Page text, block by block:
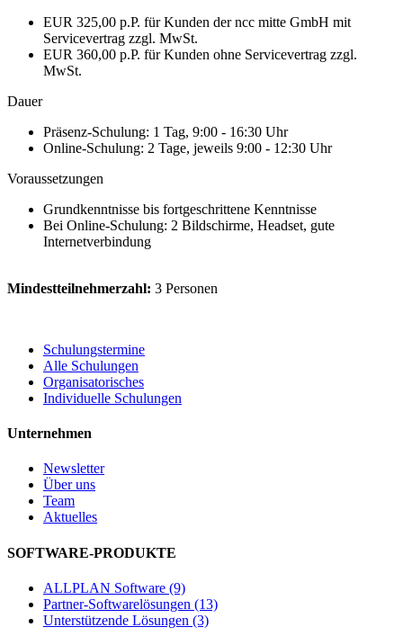
EUR 325,00 p.P. für Kunden der ncc mitte GmbH mit
Servicevertrag zzgl. MwSt.
EUR 360,00 p.P. für Kunden ohne Servicevertrag zzgl.
MwSt.
Dauer
Präsenz-Schulung: 1 Tag, 9:00 - 16:30 Uhr
Online-Schulung: 2 Tage, jeweils 9:00 - 12:30 Uhr
Voraussetzungen
Grundkenntnisse bis fortgeschrittene Kenntnisse
Bei Online-Schulung: 2 Bildschirme, Headset, gute
Internetverbindung
Mindestteilnehmerzahl: 3 Personen
Schulungstermine
Alle Schulungen
Organisatorisches
Individuelle Schulungen
Unternehmen
Newsletter
Über uns
Team
Aktuelles
SOFTWARE-PRODUKTE
ALLPLAN Software (9)
Partner-Softwarelösungen (13)
Unterstützende Lösungen (3)